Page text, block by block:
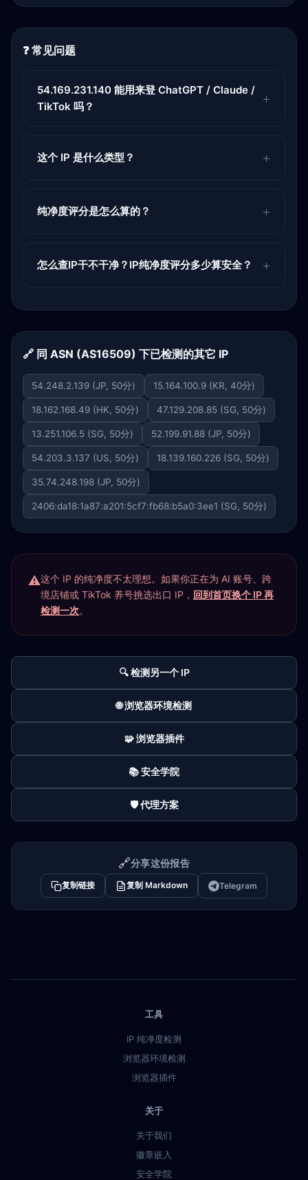
❓ 常见问题
54.169.231.140 能用来登 ChatGPT / Claude /
TikTok 吗？
这个 IP 是什么类型？
纯净度评分是怎么算的？
怎么查IP干不干净？IP纯净度评分多少算安全？
🔗 同 ASN (AS16509) 下已检测的其它 IP
54.248.2.139 (JP, 50分) 15.164.100.9 (KR, 40分)
18.162.168.49 (HK, 50分) 47.129.208.85 (SG, 50分)
13.251.106.5 (SG, 50分) 52.199.91.88 (JP, 50分)
54.203.3.137 (US, 50分) 18.139.160.226 (SG, 50分)
35.74.248.198 (JP, 50分)
2406:da18:1a87:a201:5cf7:fb68:b5a0:3ee1 (SG, 50分)
这个 IP 的纯净度不太理想。如果你正在为 AI 账号、跨
境店铺或 TikTok 养号挑选出口 IP， 回到首页换个 IP 再
检测一次。
🔍 检测另一个 IP
🌐 浏览器环境检测
🧩 浏览器插件
📚 安全学院
🛡️ 代理方案
🔗分享这份报告
复制链接 复制 Markdown Telegram
工具
IP 纯净度检测
浏览器环境检测
浏览器插件
关于
关于我们
徽章嵌入
安全学院